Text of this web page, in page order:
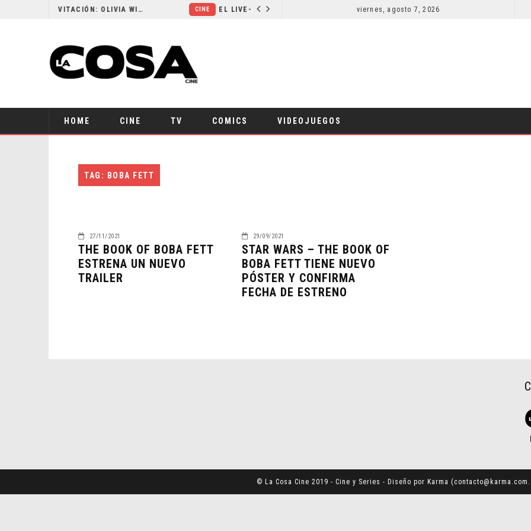
RESEÑA LA INVITACIÓN: OLIVIA WILDE REFLEXIONA SOBRE LA VIDA CONYUGAL CINE
viernes, agosto 7, 2026
HOME CINE TV COMICS VIDEOJUEGOS
TAG: BOBA FETT
27/11/2021
THE BOOK OF BOBA FETT
ESTRENA UN NUEVO
TRAILER
29/09/2021
STAR WARS – THE BOOK OF
BOBA FETT TIENE NUEVO
PÓSTER Y CONFIRMA
FECHA DE ESTRENO
© La Cosa Cine 2019 - Cine y Series - Diseño por Karma (